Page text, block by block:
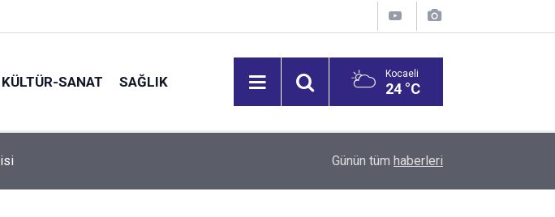
KÜLTÜR-SANAT SAĞLIK Kocaeli
24 °C
Vali Aktaş, İzmit Tepeköy Mahallesi'ni Ziyaret
Günün tüm haberleri